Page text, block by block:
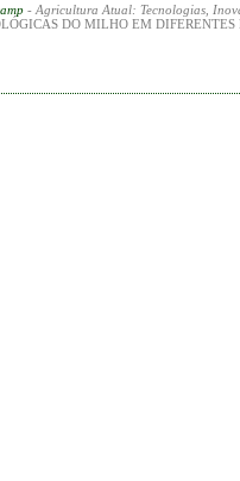
- Agricultura Atual: Tecnologias,
DO MILHO EM